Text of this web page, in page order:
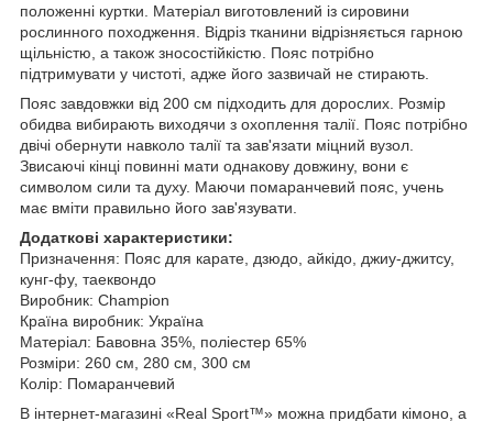
положенні куртки.
Матеріал виготовлений із сировини
рослинного походження.
Відріз тканини відрізняється гарною
щільністю, а також зносостійкістю.
Пояс потрібно
підтримувати у чистоті, адже його зазвичай не стирають.
Пояс завдовжки від 200 см підходить для дорослих. Розмір
обидва вибирають виходячи з охоплення талії. Пояс потрібно
двічі обернути навколо талії та зав'язати міцний вузол.
Звисаючі кінці повинні мати однакову довжину, вони є
символом сили та духу. Маючи помаранчевий пояс, учень
має вміти правильно його зав'язувати.
Додаткові характеристики:
Призначення: Пояс для карате, дзюдо, айкідо, джиу-джитсу,
кунг-фу, таеквондо
Виробник: Champion
Країна виробник: Україна
Матеріал: Бавовна 35%, поліестер 65%
Розміри: 260 см, 280 см, 300 см
Колір: Помаранчевий
В інтернет-магазині «Real Sport™» можна придбати кімоно, а